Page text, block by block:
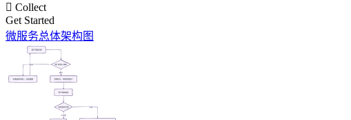
 Collect
Get Started
微服务总体架构图